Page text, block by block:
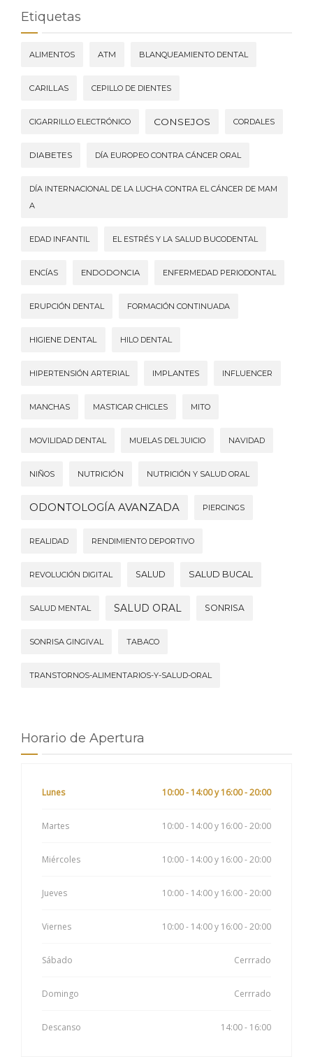
Etiquetas
ALIMENTOS ATM BLANQUEAMIENTO DENTAL
CARILLAS CEPILLO DE DIENTES
CIGARRILLO ELECTRÓNICO CONSEJOS CORDALES
DIABETES DÍA EUROPEO CONTRA CÁNCER ORAL
DÍA INTERNACIONAL DE LA LUCHA CONTRA EL CÁNCER DE MAM
A
EDAD INFANTIL EL ESTRÉS Y LA SALUD BUCODENTAL
ENCÍAS ENDODONCIA ENFERMEDAD PERIODONTAL
ERUPCIÓN DENTAL FORMACIÓN CONTINUADA
HIGIENE DENTAL HILO DENTAL
HIPERTENSIÓN ARTERIAL IMPLANTES INFLUENCER
MANCHAS MASTICAR CHICLES MITO
MOVILIDAD DENTAL MUELAS DEL JUICIO NAVIDAD
NIÑOS NUTRICIÓN NUTRICIÓN Y SALUD ORAL
ODONTOLOGÍA AVANZADA PIERCINGS
REALIDAD RENDIMIENTO DEPORTIVO
REVOLUCIÓN DIGITAL SALUD SALUD BUCAL
SALUD MENTAL SALUD ORAL SONRISA
SONRISA GINGIVAL TABACO
TRANSTORNOS-ALIMENTARIOS-Y-SALUD-ORAL
Horario de Apertura
Lunes 10:00 - 14:00 y 16:00 - 20:00
Martes 10:00 - 14:00 y 16:00 - 20:00
Miércoles 10:00 - 14:00 y 16:00 - 20:00
Jueves 10:00 - 14:00 y 16:00 - 20:00
Viernes 10:00 - 14:00 y 16:00 - 20:00
Sábado Cerrrado
Domingo Cerrrado
Descanso 14:00 - 16:00